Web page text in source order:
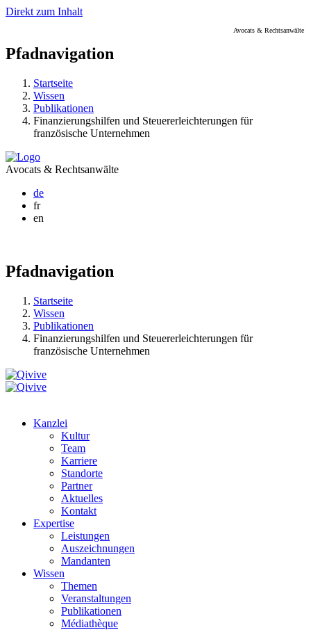
Direkt zum Inhalt
Avocats & Rechtsanwälte
Pfadnavigation
Startseite
Wissen
Publikationen
Finanzierungshilfen und Steuererleichterungen für
französische Unternehmen
Avocats & Rechtsanwälte
de
fr
en
Pfadnavigation
Startseite
Wissen
Publikationen
Finanzierungshilfen und Steuererleichterungen für
französische Unternehmen
Kanzlei
Kultur
Team
Karriere
Standorte
Partner
Aktuelles
Kontakt
Expertise
Leistungen
Auszeichnungen
Mandanten
Wissen
Themen
Veranstaltungen
Publikationen
Médiathèque